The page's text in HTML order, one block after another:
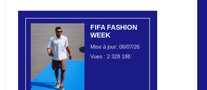
FIFA FASHION
WEEK
Mise à jour: 06/07/26
Vues : 2 328 188